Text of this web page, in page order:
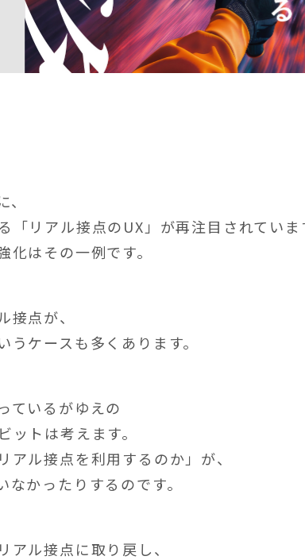
リアル接点のUX」が再注目されていま
はその一例です。
点が、
ケースも多くあります。
ているがゆえの
ットは考えます。
ル接点を利用するのか」が、
かったりするのです。
ル接点に取り戻し、